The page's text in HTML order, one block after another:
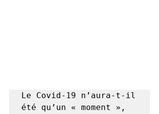
Le Covid-19 n’aura-t-il
été qu’un « moment »,